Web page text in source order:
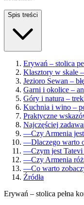
Spis treści
Erywań – stolica
Klasztory w skale
Jezioro Sewan –
Garni i okolice –
Góry i natura –
Kuchnia i wino –
Praktyczne
Najczęściej
—Czy Armenia
—Dlaczego warto
—Czym jest
—Czy Armenia
—Co warto
Źródła
Erywań – stolica pełna